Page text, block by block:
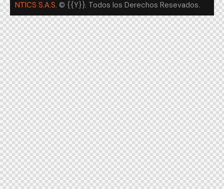
NTICS S.A.S. © {{Y}}. Todos los Derechos Resevados.